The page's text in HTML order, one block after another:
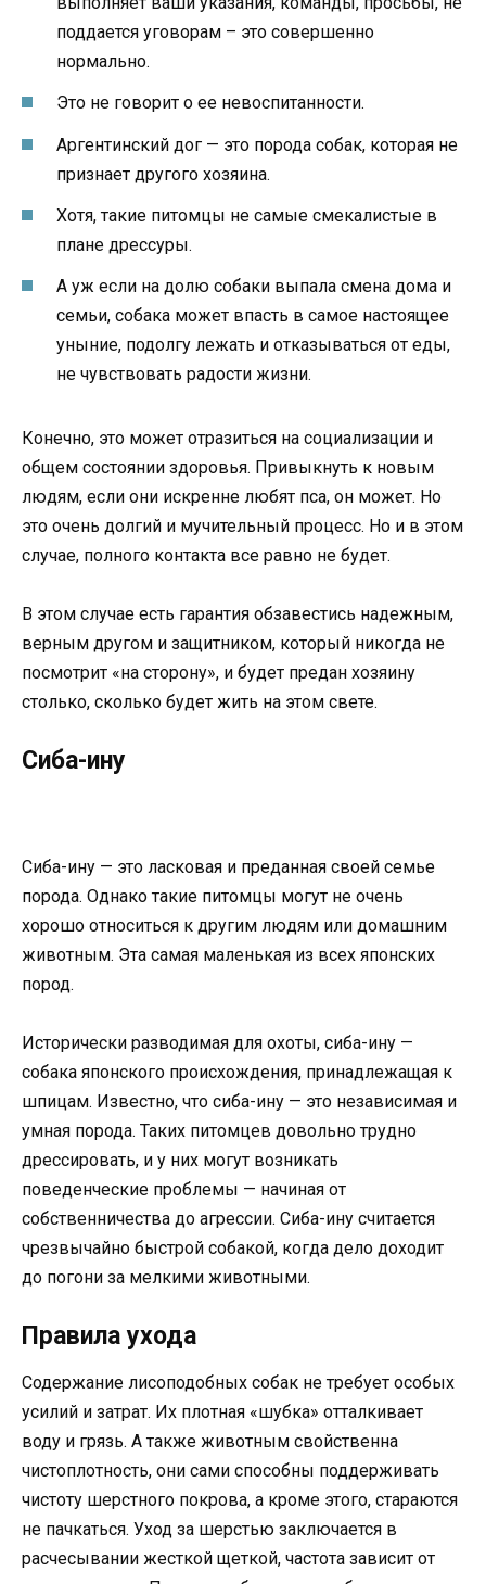
поддается уговорам – это совершенно
нормально.
Это не говорит о ее невоспитанности.
Аргентинский дог — это порода собак, которая не
признает другого хозяина.
Хотя, такие питомцы не самые смекалистые в
плане дрессуры.
А уж если на долю собаки выпала смена дома и
семьи, собака может впасть в самое настоящее
уныние, подолгу лежать и отказываться от еды,
не чувствовать радости жизни.
Конечно, это может отразиться на социализации и
общем состоянии здоровья. Привыкнуть к новым
людям, если они искренне любят пса, он может. Но
это очень долгий и мучительный процесс. Но и в этом
случае, полного контакта все равно не будет.
В этом случае есть гарантия обзавестись надежным,
верным другом и защитником, который никогда не
посмотрит «на сторону», и будет предан хозяину
столько, сколько будет жить на этом свете.
Сиба-ину
Сиба-ину — это ласковая и преданная своей семье
порода. Однако такие питомцы могут не очень
хорошо относиться к другим людям или домашним
животным. Эта самая маленькая из всех японских
пород.
Исторически разводимая для охоты, сиба-ину —
собака японского происхождения, принадлежащая к
шпицам. Известно, что сиба-ину — это независимая и
умная порода. Таких питомцев довольно трудно
дрессировать, и у них могут возникать
поведенческие проблемы — начиная от
собственничества до агрессии. Сиба-ину считается
чрезвычайно быстрой собакой, когда дело доходит
до погони за мелкими животными.
Правила ухода
Содержание лисоподобных собак не требует особых
усилий и затрат. Их плотная «шубка» отталкивает
воду и грязь. А также животным свойственна
чистоплотность, они сами способны поддерживать
чистоту шерстного покрова, а кроме этого, стараются
не пачкаться. Уход за шерстью заключается в
расчесывании жесткой щеткой, частота зависит от